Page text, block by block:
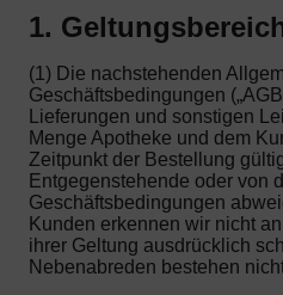
1.
(1) Die nachstehenden
Geschäftsbedingungen
Lieferungen und sonstigen
Menge Apotheke und dem
Zeitpunkt der Bestellung
Entgegenstehende oder von
Geschäftsbedingungen
Kunden erkennen wir nicht
ihrer Geltung ausdrücklich
Nebenabreden bestehen